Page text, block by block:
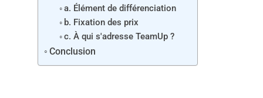
a. Élément de différenciation
b. Fixation des prix
c. À qui s'adresse TeamUp ?
Conclusion